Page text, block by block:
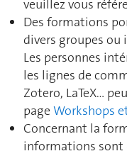
veuillez vous
Des formations
divers groupes
Les personnes
les lignes de
Zotero, LaTeX…
pageWorkshops
Concernant la
informations sont